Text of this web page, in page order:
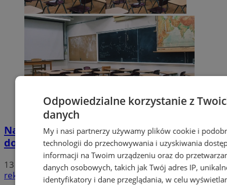
Nauczyciele w Mysłowicach strajkują! Nie
doszło do porozumienia ZNP z rządem!
13
reklama
Odpowiedzialne korzystanie z
danych
My i nasi partnerzy używamy plików cookie i
technologii do przechowywania i uzyskiwania
informacji na Twoim urządzeniu oraz do
danych osobowych, takich jak Twój adres IP,
identyfikatory i dane przeglądania, w celu